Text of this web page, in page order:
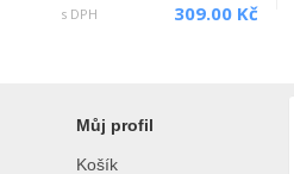
s DPH 309.00 Kč
Můj profil
Košík